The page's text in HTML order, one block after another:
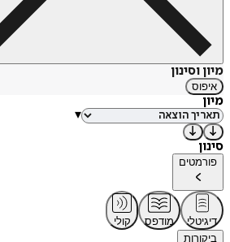
מיון וסינון
איפוס
מיון
▾
סינון
פורמטים
דיגיטלי מודפס
קולי
ביקורות